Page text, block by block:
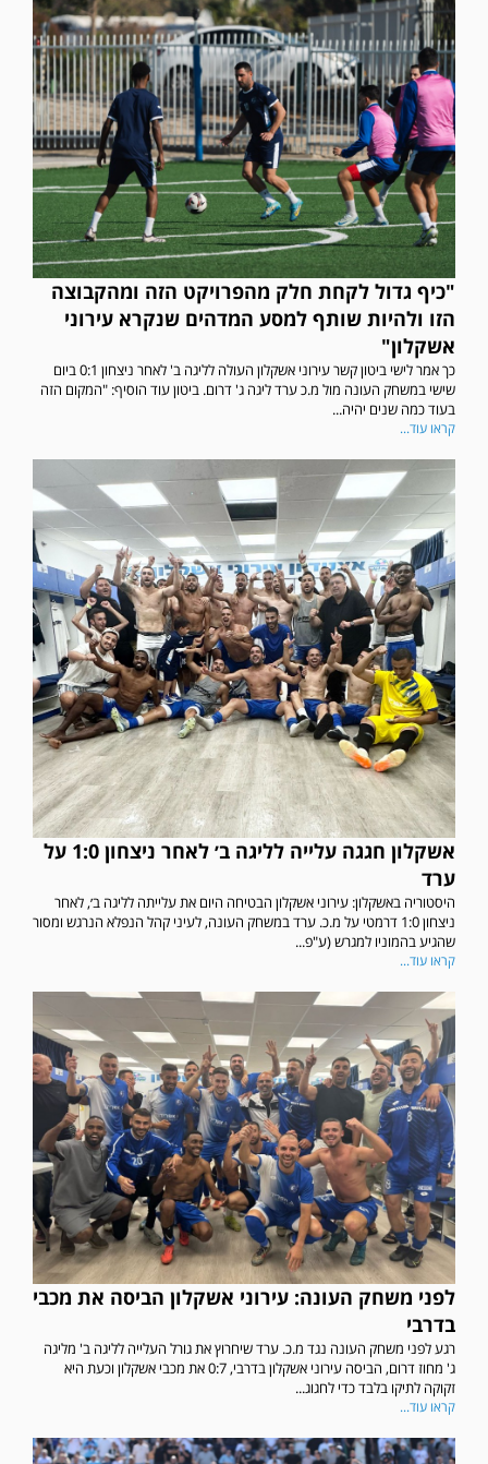
"כיף גדול לקחת חלק מהפרויקט הזה ומהקבוצה
הזו ולהיות שותף למסע המדהים שנקרא עירוני
אשקלון"
כך אמר לישי ביטון קשר עירוני אשקלון העולה לליגה ב' לאחר ניצחון 0:1 ביום
שישי במשחק העונה מול מ.כ ערד ליגה ג' דרום. ביטון עוד הוסיף: "המקום הזה
בעוד כמה שנים יהיה...
קראו עוד...
אשקלון חגגה עלייה לליגה ב׳ לאחר ניצחון 1:0 על
ערד
היסטוריה באשקלון: עירוני אשקלון הבטיחה היום את עלייתה לליגה ב׳, לאחר
ניצחון 1:0 דרמטי על מ.כ. ערד במשחק העונה, לעיני קהל הנפלא הנרגש ומסור
שהגיע בהמוניו למגרש (ע"פ...
קראו עוד...
לפני משחק העונה: עירוני אשקלון הביסה את מכבי
בדרבי
רגע לפני משחק העונה נגד מ.כ. ערד שיחרוץ את גורל העלייה לליגה ב' מליגה
ג' מחוז דרום, הביסה עירוני אשקלון בדרבי, 0:7 את מכבי אשקלון וכעת היא
זקוקה לתיקו בלבד כדי לחגוג...
קראו עוד...